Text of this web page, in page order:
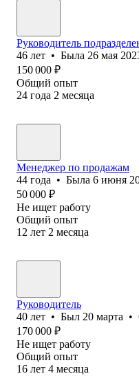
Руководитель
46 лет • Была 26 мая
150 000 ₽
Общий опыт
24 года 2 месяца
Менеджер по продажам
44 года • Была 6 июня
50 000 ₽
Не ищет работу
Общий опыт
12 лет 2 месяца
Руководитель
40 лет • Был 20 марта •
170 000 ₽
Не ищет работу
Общий опыт
16 лет 4 месяца